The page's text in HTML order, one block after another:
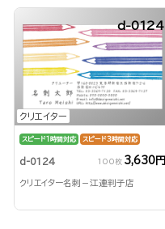
クリエイター
d-0124
スピード1時間対応 スピード3時間対応
d-0124 100枚 3,630円
クリエイター名刺－江連判子店